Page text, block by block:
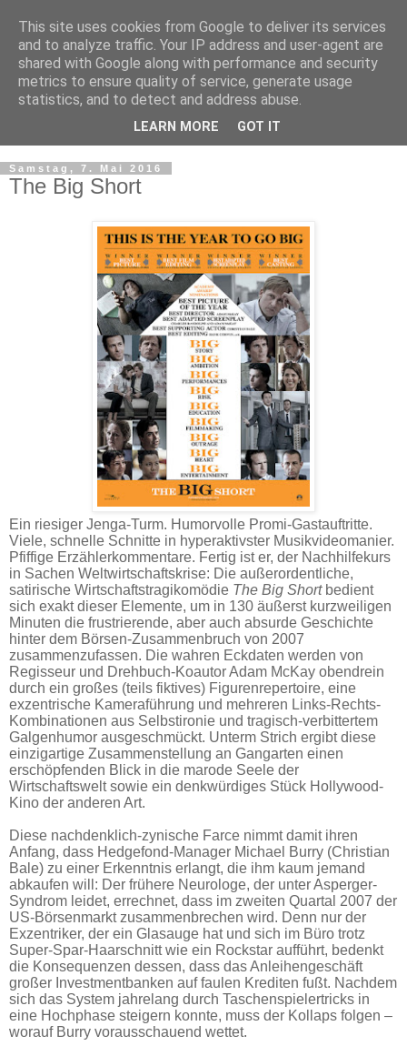
Samstag, 7. Mai 2016
The Big Short
Ein riesiger Jenga-Turm. Humorvolle Promi-Gastauftritte.
Viele, schnelle Schnitte in hyperaktivster Musikvideomanier.
Pfiffige Erzählerkommentare. Fertig ist er, der Nachhilfekurs
in Sachen Weltwirtschaftskrise: Die außerordentliche,
satirische Wirtschaftstragikomödie The Big Shortbedient
sich exakt dieser Elemente, um in 130 äußerst kurzweiligen
Minuten die frustrierende, aber auch absurde Geschichte
hinter dem Börsen-Zusammenbruch von 2007
zusammenzufassen. Die wahren Eckdaten werden von
Regisseur und Drehbuch-Koautor Adam McKay obendrein
durch ein großes (teils fiktives) Figurenrepertoire, eine
exzentrische Kameraführung und mehreren Links-Rechts-
Kombinationen aus Selbstironie und tragisch-verbittertem
Galgenhumor ausgeschmückt. Unterm Strich ergibt diese
einzigartige Zusammenstellung an Gangarten einen
erschöpfenden Blick in die marode Seele der
Wirtschaftswelt sowie ein denkwürdiges Stück Hollywood-
Kino der anderen Art.
Diese nachdenklich-zynische Farce nimmt damit ihren
Anfang, dass Hedgefond-Manager Michael Burry (Christian
Bale) zu einer Erkenntnis erlangt, die ihm kaum jemand
abkaufen will: Der frühere Neurologe, der unter Asperger-
Syndrom leidet, errechnet, dass im zweiten Quartal 2007 der
US-Börsenmarkt zusammenbrechen wird. Denn nur der
Exzentriker, der ein Glasauge hat und sich im Büro trotz
Super-Spar-Haarschnitt wie ein Rockstar aufführt, bedenkt
die Konsequenzen dessen, dass das Anleihengeschäft
großer Investmentbanken auf faulen Krediten fußt. Nachdem
sich das System jahrelang durch Taschenspielertricks in
eine Hochphase steigern konnte, muss der Kollaps folgen –
worauf Burry vorausschauend wettet.
This site uses cookies from Google to deliver its services
and to analyze traffic. Your IP address and user-agent are
shared with Google along with performance and security
metrics to ensure quality of service, generate usage
statistics, and to detect and address abuse.
LEARN MORE GOT IT